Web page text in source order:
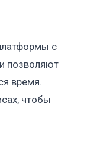
с
позволяют
время.
чтобы